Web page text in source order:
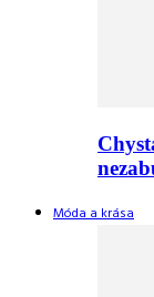
Móda a krása